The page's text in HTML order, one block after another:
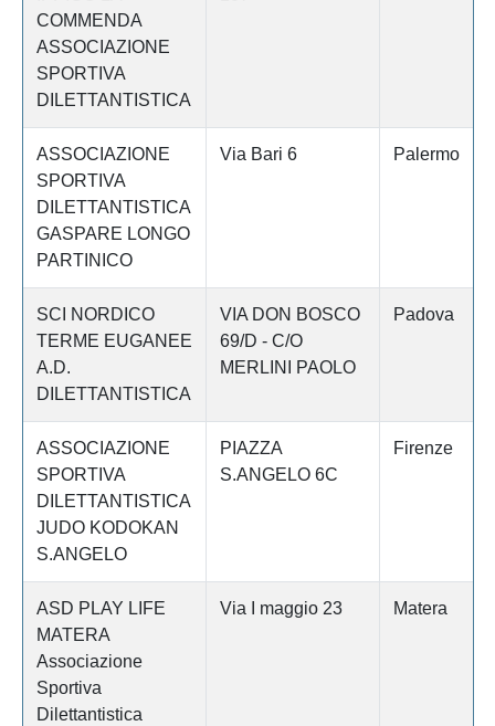
COMMENDA
ASSOCIAZIONE
SPORTIVA
DILETTANTISTICA
ASSOCIAZIONE
SPORTIVA
DILETTANTISTICA
GASPARE LONGO
PARTINICO
Via Bari 6 Palermo
SCI NORDICO
TERME EUGANEE
A.D.
DILETTANTISTICA
VIA DON BOSCO
69/D - C/O
MERLINI PAOLO
Padova
ASSOCIAZIONE
SPORTIVA
DILETTANTISTICA
JUDO KODOKAN
S.ANGELO
PIAZZA
S.ANGELO 6C
Firenze
ASD PLAY LIFE
MATERA
Associazione
Sportiva
Dilettantistica
Via I maggio 23 Matera